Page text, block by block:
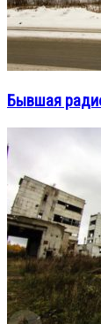
Бывшая